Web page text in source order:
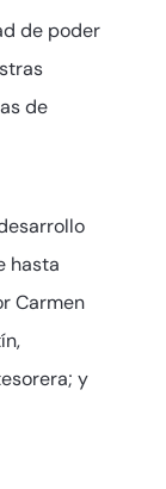
de poder
de
hasta
Carmen
y